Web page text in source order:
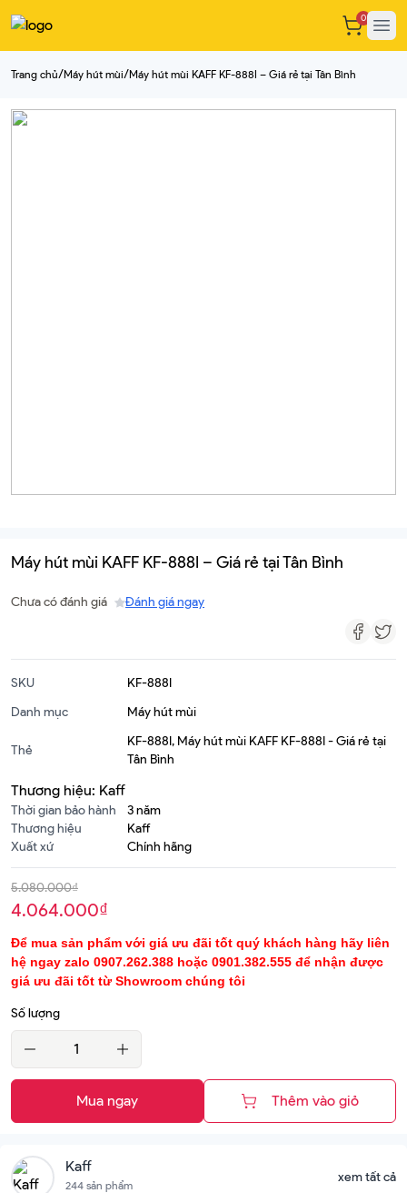
0
Trang chủ/Máy hút mùi/Máy hút mùi KAFF KF-888I – Giá rẻ tại Tân Bình
Máy hút mùi KAFF KF-888I – Giá rẻ tại Tân Bình
Chưa có đánh giá Đánh giá ngay
SKU
KF-888I
Danh mục
Máy hút mùi
Thẻ
KF-888I, Máy hút mùi KAFF KF-888I - Giá rẻ tại
Tân Bình
Thương hiệu: Kaff
Thời gian bảo hành
3 năm
Thương hiệu
Kaff
Xuất xứ
Chính hãng
5.080.000₫
4.064.000₫
Để mua sản phẩm với giá ưu đãi tốt quý khách hàng hãy liên
hệ ngay zalo 0907.262.388 hoặc 0901.382.555 để nhận được
giá ưu đãi tốt từ Showroom chúng tôi
Số lượng
Mua ngay Thêm vào giỏ
Kaff
244 sản phẩm
xem tất cả